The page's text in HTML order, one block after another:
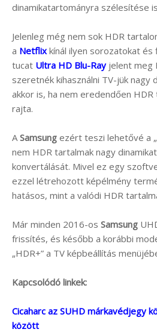
dinamikatartományra szélesítése
Jelenleg még nem sok HDR
a Netflix kínál ilyen sorozatokat
tucat Ultra HD Blu-Rayjelent meg
szeretnék kihasználni TV-jük nagy
akkor is, ha nem eredendően
rajta.
A Samsung ezért teszi lehetővé a
nem HDR tartalmak nagy
konvertálását. Mivel ez egy
ezzel létrehozott képélmény
hatásos, mint a valódi HDR
Már minden 2016-os Samsung
frissítés, és később a korábbi
„HDR+” a TV képbeállítás
Kapcsolódó linkek:
Cicaharc az SUHD márkavédjegy
között